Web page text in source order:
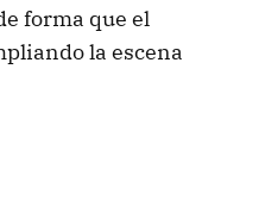
forma que el
la escena